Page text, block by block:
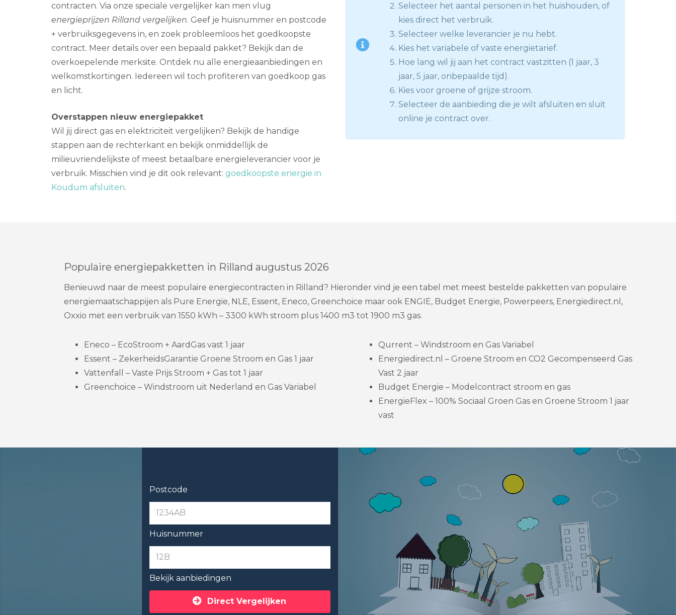
contracten. Via onze speciale vergelijker kan men vlug
energieprijzen Rilland vergelijken. Geef je huisnummer en postcode
+ verbruiksgegevens in, en zoek probleemloos het goedkoopste
contract. Meer details over een bepaald pakket? Bekijk dan de
overkoepelende merksite. Ontdek nu alle energieaanbiedingen en
welkomstkortingen. Iedereen wil toch profiteren van goedkoop gas
en licht.
Overstappen nieuw energiepakket
Wil jij direct gas en elektriciteit vergelijken? Bekijk de handige
stappen aan de rechterkant en bekijk onmiddellijk de
milieuvriendelijkste of meest betaalbare energieleverancier voor je
verbruik. Misschien vind je dit ook relevant: goedkoopste energie in
Koudum afsluiten.
Selecteer het aantal personen in het huishouden, of
kies direct het verbruik.
Selecteer welke leverancier je nu hebt.
Kies het variabele of vaste energietarief.
Hoe lang wil jij aan het contract vastzitten (1 jaar, 3
jaar, 5 jaar, onbepaalde tijd).
Kies voor groene of grijze stroom.
Selecteer de aanbieding die je wilt afsluiten en sluit
online je contract over.
Populaire energiepakketten in Rilland augustus 2026
Benieuwd naar de meest populaire energiecontracten in Rilland? Hieronder vind je een tabel met meest bestelde pakketten van populaire
energiemaatschappijen als Pure Energie, NLE, Essent, Eneco, Greenchoice maar ook ENGIE, Budget Energie, Powerpeers, Energiedirect.nl,
Oxxio met een verbruik van 1550 kWh – 3300 kWh stroom plus 1400 m3 tot 1900 m3 gas.
Eneco – EcoStroom + AardGas vast 1 jaar
Essent – ZekerheidsGarantie Groene Stroom en Gas 1 jaar
Vattenfall – Vaste Prijs Stroom + Gas tot 1 jaar
Greenchoice – Windstroom uit Nederland en Gas Variabel
Qurrent – Windstroom en Gas Variabel
Energiedirect.nl – Groene Stroom en CO2 Gecompenseerd Gas
Vast 2 jaar
Budget Energie – Modelcontract stroom en gas
EnergieFlex – 100% Sociaal Groen Gas en Groene Stroom 1 jaar
vast
Postcode
Huisnummer
Bekijk aanbiedingen
Direct Vergelijken